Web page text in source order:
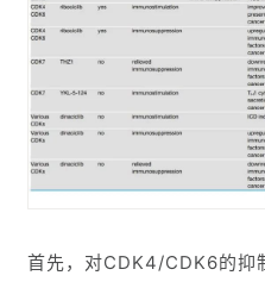
首先，对CDK4/CDK6的抑